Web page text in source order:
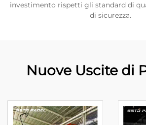
investimento rispetti gli standard di
di sicurezza.
Nuove Uscite di